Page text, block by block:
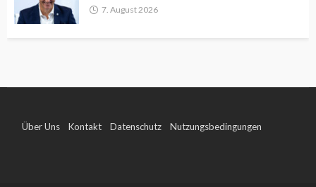
7. August 2026
Über Uns Kontakt Datenschutz Nutzungsbedingungen